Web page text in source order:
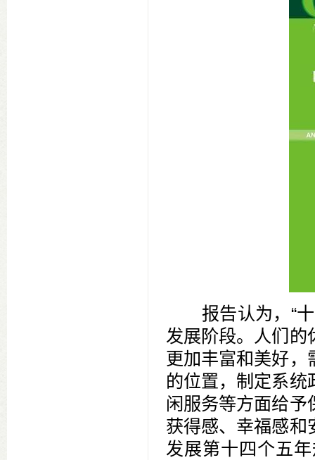
报告认为，“
发展阶段。人们的
更加丰富和美好，
的位置，制定系统
闲服务等方面给予
获得感、幸福感和
发展第十四个五